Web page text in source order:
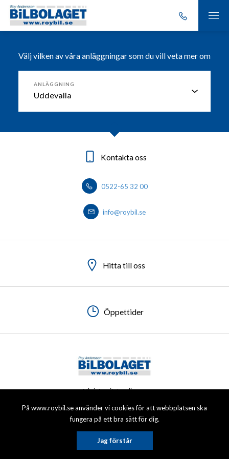
På www.roybil.se använder vi cookies för att webbplatsen ska
fungera på ett bra sätt för dig.
Jag förstår
Välj vilken av våra anläggningar som du vill veta mer om
ANLÄGGNING
Kontakta oss
0522-65 32 00
info@roybil.se
Hitta till oss
Öppettider
Kontakta oss
0570-727400
info@roybil.se
Hitta till oss
Öppettider
Kontakta oss
0530 - 444 40
info@roybil.se
Hitta till oss
Öppettider
Kontakta oss
0303-20 86 00
info@roybil.se
Hitta till oss
Öppettider
© 2026 Roy Andersson Bilbolaget AB. All rights reserved.
Vår integritetspolicy